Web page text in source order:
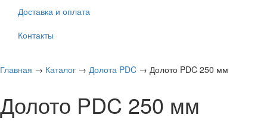
Доставка и оплата
Контакты
Главная → Каталог → Долота PDC → Долото PDC 250 мм
Долото PDC 250 мм